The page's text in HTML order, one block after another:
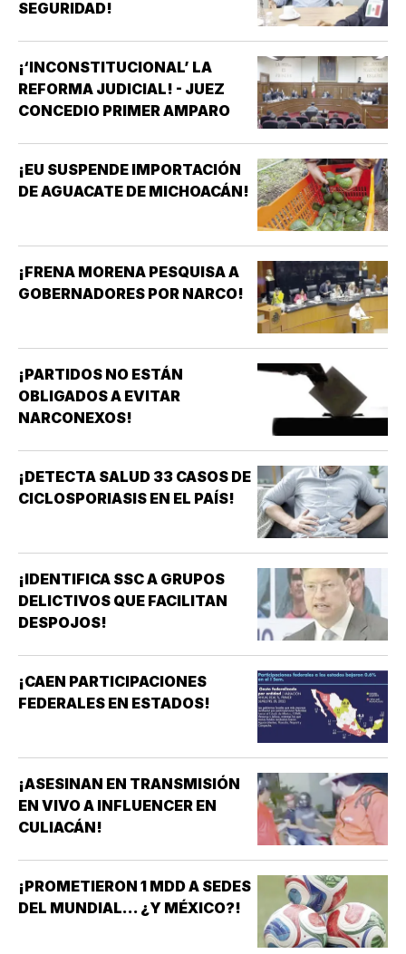
SEGURIDAD!
¡‘INCONSTITUCIONAL’ LA
REFORMA JUDICIAL! - JUEZ
CONCEDIO PRIMER AMPARO
¡EU SUSPENDE IMPORTACIÓN
DE AGUACATE DE MICHOACÁN!
¡FRENA MORENA PESQUISA A
GOBERNADORES POR NARCO!
¡PARTIDOS NO ESTÁN
OBLIGADOS A EVITAR
NARCONEXOS!
¡DETECTA SALUD 33 CASOS DE
CICLOSPORIASIS EN EL PAÍS!
¡IDENTIFICA SSC A GRUPOS
DELICTIVOS QUE FACILITAN
DESPOJOS!
¡CAEN PARTICIPACIONES
FEDERALES EN ESTADOS!
¡ASESINAN EN TRANSMISIÓN
EN VIVO A INFLUENCER EN
CULIACÁN!
¡PROMETIERON 1 MDD A SEDES
DEL MUNDIAL... ¿Y MÉXICO?!